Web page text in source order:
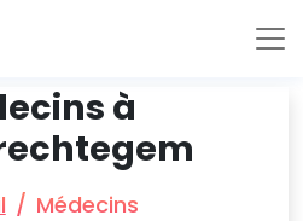
à
Médecins